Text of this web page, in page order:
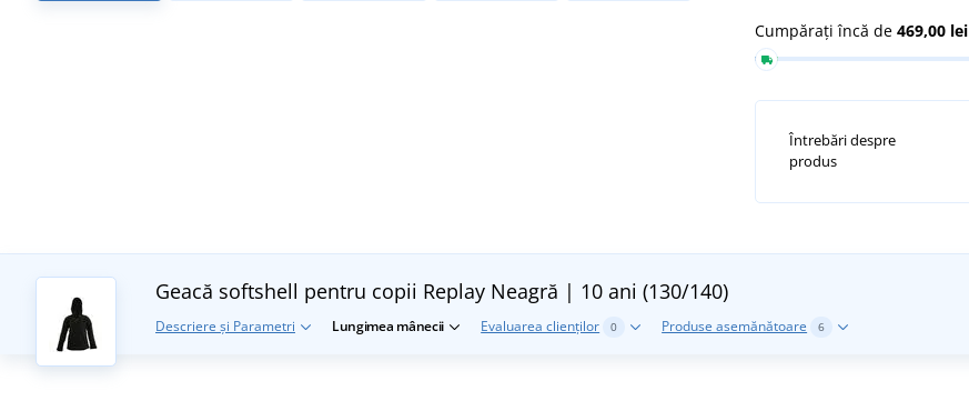
Cumpărați încă de 469,00 lei
Întrebări despre
produs
Geacă softshell pentru copii Replay Neagră | 10 ani (130/140)
Descriere și Parametri Lungimea mânecii Evaluarea clienților 0 Produse asemănătoare 6